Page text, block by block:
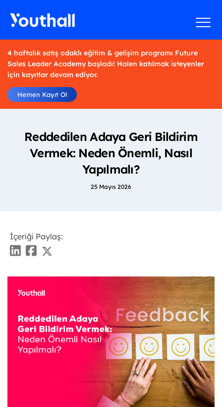
4 haftalık satış odaklı eğitim & gelişim programı Future
Sales Leader Academy başladı! Halen katılmak isteyenler
için kayıtlar devam ediyor.
Hemen Kayıt Ol
Reddedilen Adaya Geri Bildirim
Vermek: Neden Önemli, Nasıl
Yapılmalı?
25 Mayıs 2026
İçeriği Paylaş: